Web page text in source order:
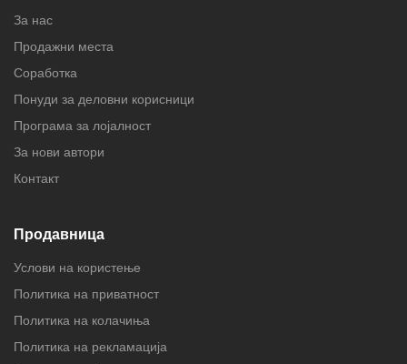
За нас
Продажни места
Соработка
Понуди за деловни корисници
Програма за лојалност
За нови автори
Контакт
Продавница
Услови на користење
Политика на приватност
Политика на колачиња
Политика на рекламација